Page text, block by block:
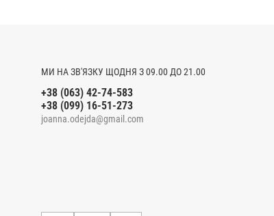
МИ НА ЗВ'ЯЗКУ ЩОДНЯ З 09.00 ДО 21.00
+38 (063) 42-74-583
+38 (099) 16-51-273
joanna.odejda@gmail.com